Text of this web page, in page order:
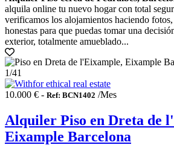
alquila online tu nuevo hogar con total
verificamos los alojamientos haciendo
honestas para que puedas tomar una
exterior, totalmente amueblado...
1/41
10.000 € - Ref: BCN1402 /Mes
Alquiler Piso en Dreta de
Eixample Barcelona